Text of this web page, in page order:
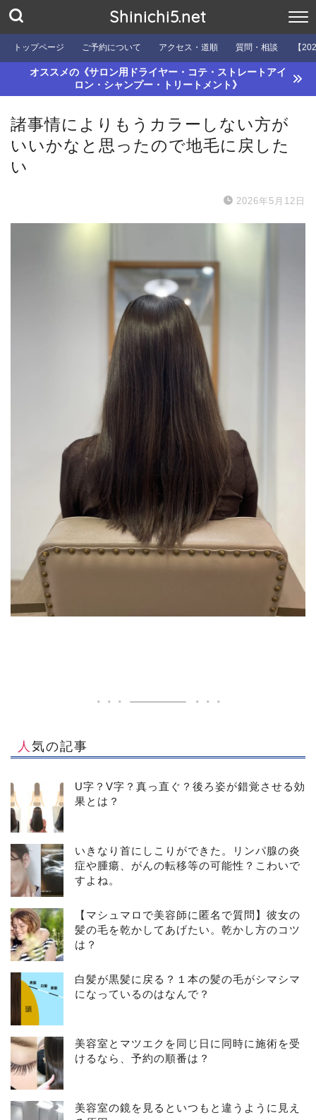
Shinichi5.net
トップページ ご予約について アクセス・道順 質問・相談 【
オススメの《サロン用ドライヤー・コテ・ストレートアイ
ロン・シャンプー・トリートメント》
諸事情によりもうカラーしない方が
いいかなと思ったので地毛に戻した
い
2026年5月12日
人気の記事
U字？V字？真っ直ぐ？後ろ姿が錯覚させる効
果とは？
いきなり首にしこりができた。リンパ腺の炎
症や腫瘍、がんの転移等の可能性？こわいで
すよね。
【マシュマロで美容師に匿名で質問】彼女の
髪の毛を乾かしてあげたい。乾かし方のコツ
は？
白髪が黒髪に戻る？１本の髪の毛がシマシマ
になっているのはなんで？
美容室とマツエクを同じ日に同時に施術を受
けるなら、予約の順番は？
美容室の鏡を見るといつもと違うように見え